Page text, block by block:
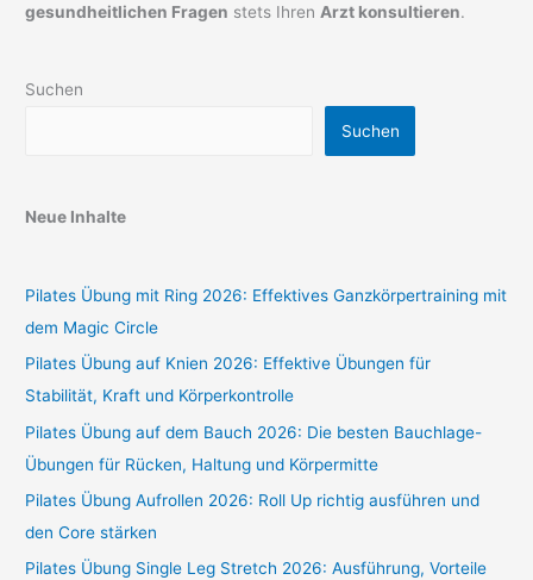
gesundheitlichen Fragen stets Ihren Arzt konsultieren.
Suchen
Suchen
Neue Inhalte
Pilates Übung mit Ring 2026: Effektives Ganzkörpertraining mit
dem Magic Circle
Pilates Übung auf Knien 2026: Effektive Übungen für
Stabilität, Kraft und Körperkontrolle
Pilates Übung auf dem Bauch 2026: Die besten Bauchlage-
Übungen für Rücken, Haltung und Körpermitte
Pilates Übung Aufrollen 2026: Roll Up richtig ausführen und
den Core stärken
Pilates Übung Single Leg Stretch 2026: Ausführung, Vorteile